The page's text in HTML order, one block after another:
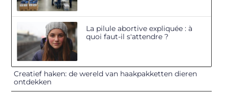
La pilule abortive expliquée : à
quoi faut-il s'attendre ?
Creatief haken: de wereld van haakpakketten dieren
ontdekken